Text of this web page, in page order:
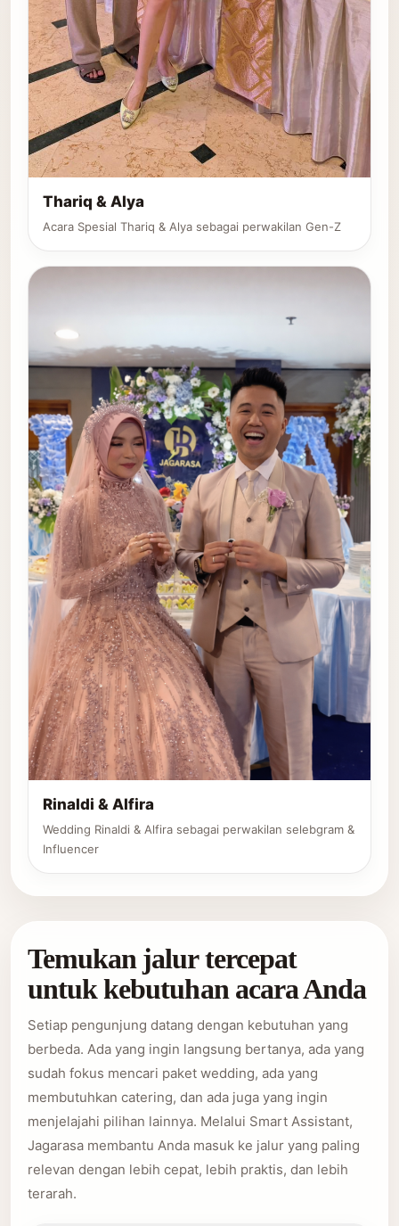
Thariq & Alya
Acara Spesial Thariq & Alya sebagai perwakilan Gen-Z
Rinaldi & Alfira
Wedding Rinaldi & Alfira sebagai perwakilan selebgram &
Influencer
Temukan jalur tercepat
untuk kebutuhan acara Anda
Setiap pengunjung datang dengan kebutuhan yang
berbeda. Ada yang ingin langsung bertanya, ada yang
sudah fokus mencari paket wedding, ada yang
membutuhkan catering, dan ada juga yang ingin
menjelajahi pilihan lainnya. Melalui Smart Assistant,
Jagarasa membantu Anda masuk ke jalur yang paling
relevan dengan lebih cepat, lebih praktis, dan lebih
terarah.